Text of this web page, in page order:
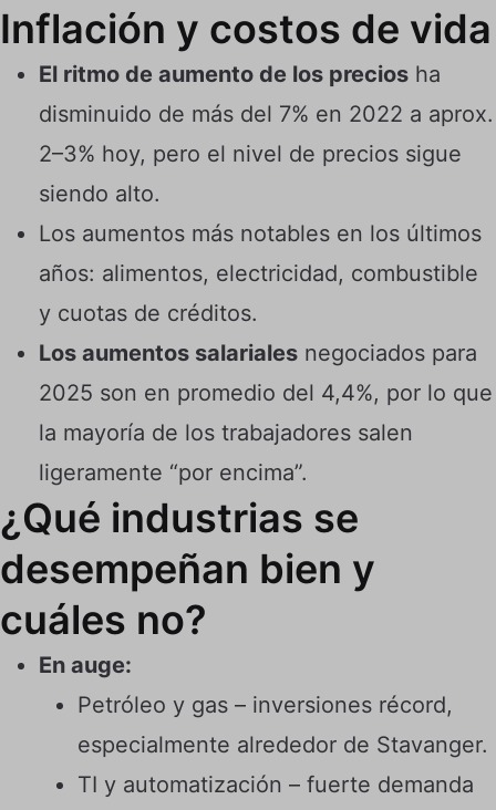
Inflación y costos de vida
El ritmo de aumento de los precios ha
disminuido de más del 7% en 2022 a aprox.
2–3% hoy, pero el nivel de precios sigue
siendo alto.
Los aumentos más notables en los últimos
años: alimentos, electricidad, combustible
y cuotas de créditos.
Los aumentos salariales negociados para
2025 son en promedio del 4,4%, por lo que
la mayoría de los trabajadores salen
ligeramente “por encima”.
¿Qué industrias se
desempeñan bien y
cuáles no?
En auge:
Petróleo y gas – inversiones récord,
especialmente alrededor de Stavanger.
TI y automatización – fuerte demanda